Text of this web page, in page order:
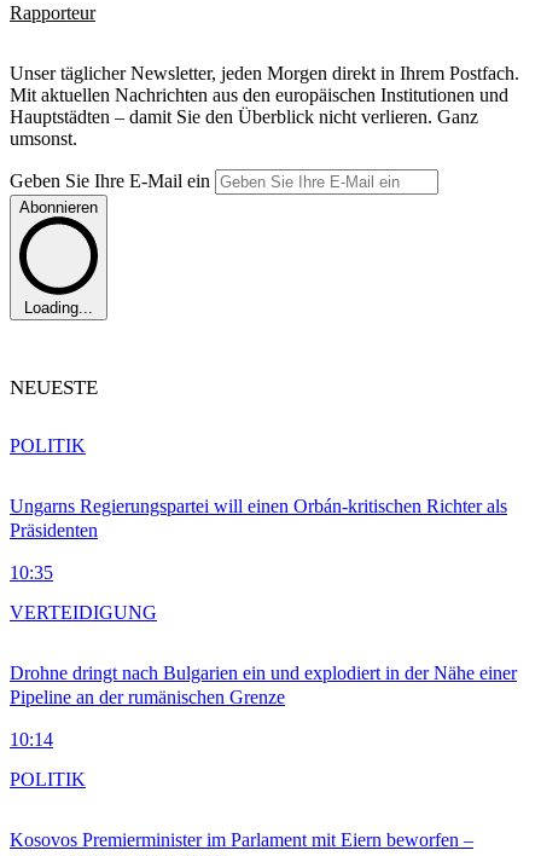
Rapporteur
Unser täglicher Newsletter, jeden Morgen direkt in Ihrem Postfach.
Mit aktuellen Nachrichten aus den europäischen Institutionen und
Hauptstädten – damit Sie den Überblick nicht verlieren. Ganz
umsonst.
Geben Sie Ihre E-Mail ein
Abonnieren
Loading...
NEUESTE
Ungarns Regierungspartei will einen Orbán-kritischen Richter als
Präsidenten
10:35
POLITIK
Drohne dringt nach Bulgarien ein und explodiert in der Nähe einer
Pipeline an der rumänischen Grenze
10:14
VERTEIDIGUNG
Kosovos Premierminister im Parlament mit Eiern beworfen –
POLITIK